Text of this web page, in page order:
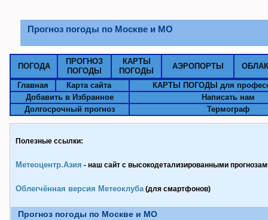
Прогноз погоды по Москве и МО
ПОГОДА
ПРОГНОЗ
ПОГОДЫ
КАРТЫ
ПОГОДЫ
АЭРОПОРТЫ
Главная Карта сайта
КАРТЫ ПОГОДЫ для
Добавить в Избранное
Написать нам
Долгосрочный прогноз
Термограф
Полезные ссылки:
Метеоцентр.Азия - наш сайт с высокодетализированными
Облегчённая версия Метеоклуба(для смартфонов)
Прогноз погоды по Москве и МО